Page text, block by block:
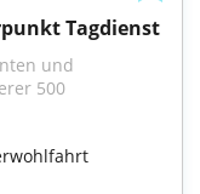
Tagdienst
und
500